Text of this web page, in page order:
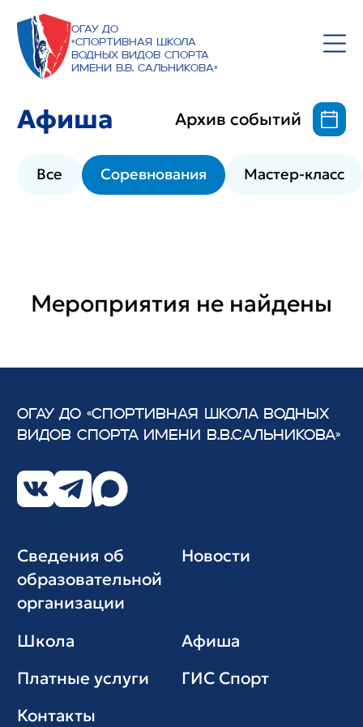
ОГАУ ДО
«Спортивная школа
водных видов спорта
имени В.В. Сальникова»
Афиша Архив событий
Все Соревнования Мастер-класс
Мероприятия не найдены
ОГАУ ДО «СПОРТИВНАЯ ШКОЛА ВОДНЫХ
ВИДОВ СПОРТА ИМЕНИ В.В.САЛЬНИКОВА»
Сведения об
образовательной
организации
Новости
Школа
Афиша
Платные услуги
ГИС Cпорт
Контакты